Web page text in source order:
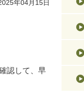
年04月15日
認して、早